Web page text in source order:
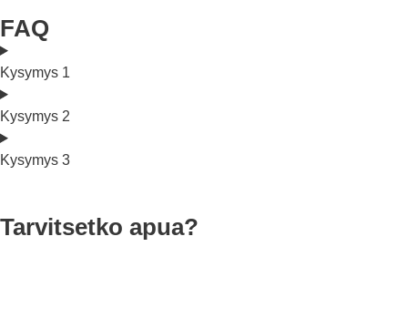
FAQ
Kysymys 1
Kysymys 2
Kysymys 3
Tarvitsetko apua?